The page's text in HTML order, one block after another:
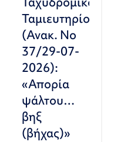
Ταμιευτηρίου»
(Ανακ. Νο
37/29-07-
2026):
«Απορία
ψάλτου…
βηξ
(βήχας)»